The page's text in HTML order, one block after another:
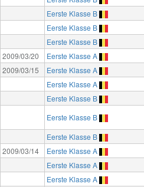
Eerste Klasse B
Eerste Klasse B
Eerste Klasse B
2009/03/20
Eerste Klasse A
2009/03/15
Eerste Klasse A
Eerste Klasse A
Eerste Klasse B
Eerste Klasse B
Eerste Klasse B
2009/03/14
Eerste Klasse A
Eerste Klasse A
Eerste Klasse A